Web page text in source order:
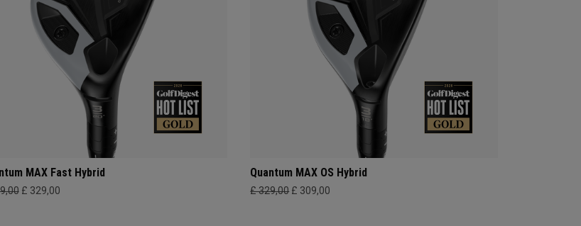
MAX Fast Hybrid
£ 329,00
Quantum MAX OS Hybrid
£ 329,00 £ 309,00